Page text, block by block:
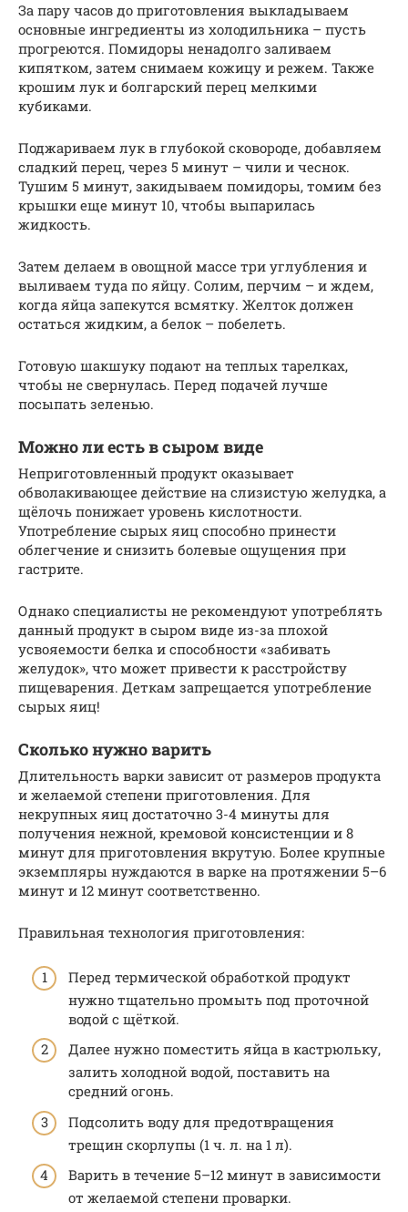
За пару часов до приготовления выкладываем
основные ингредиенты из холодильника – пусть
прогреются. Помидоры ненадолго заливаем
кипятком, затем снимаем кожицу и режем. Также
крошим лук и болгарский перец мелкими
кубиками.
Поджариваем лук в глубокой сковороде, добавляем
сладкий перец, через 5 минут – чили и чеснок.
Тушим 5 минут, закидываем помидоры, томим без
крышки еще минут 10, чтобы выпарилась
жидкость.
Затем делаем в овощной массе три углубления и
выливаем туда по яйцу. Солим, перчим – и ждем,
когда яйца запекутся всмятку. Желток должен
остаться жидким, а белок – побелеть.
Готовую шакшуку подают на теплых тарелках,
чтобы не свернулась. Перед подачей лучше
посыпать зеленью.
Можно ли есть в сыром виде
Неприготовленный продукт оказывает
обволакивающее действие на слизистую желудка, а
щёлочь понижает уровень кислотности.
Употребление сырых яиц способно принести
облегчение и снизить болевые ощущения при
гастрите.
Однако специалисты не рекомендуют употреблять
данный продукт в сыром виде из-за плохой
усвояемости белка и способности «забивать
желудок», что может привести к расстройству
пищеварения. Деткам запрещается употребление
сырых яиц!
Сколько нужно варить
Длительность варки зависит от размеров продукта
и желаемой степени приготовления. Для
некрупных яиц достаточно 3-4 минуты для
получения нежной, кремовой консистенции и 8
минут для приготовления вкрутую. Более крупные
экземпляры нуждаются в варке на протяжении 5–6
минут и 12 минут соответственно.
Правильная технология приготовления:
Перед термической обработкой продукт
нужно тщательно промыть под проточной
водой с щёткой.
Далее нужно поместить яйца в кастрюльку,
залить холодной водой, поставить на
средний огонь.
Подсолить воду для предотвращения
трещин скорлупы (1 ч. л. на 1 л).
Варить в течение 5–12 минут в зависимости
от желаемой степени проварки.